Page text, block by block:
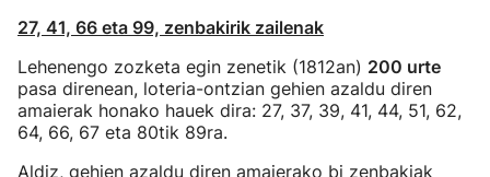
27, 41, 66 eta 99, zenbakirik zailenak
Lehenengo zozketa egin zenetik (1812an) 200 urte
pasa direnean, loteria-ontzian gehien azaldu diren
amaierak honako hauek dira: 27, 37, 39, 41, 44, 51, 62,
64, 66, 67 eta 80tik 89ra.
Aldiz, gehien azaldu diren amaierako bi zenbakiak